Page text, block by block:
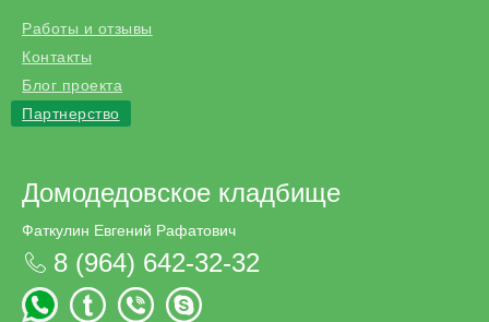
Работы и отзывы
Контакты
Блог проекта
Партнерство
Домодедовское кладбище
Фаткулин Евгений Рафатович
8 (964) 642-32-32